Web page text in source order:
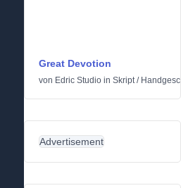
Great Devotion
von Edric Studio in Skript/
Advertisement